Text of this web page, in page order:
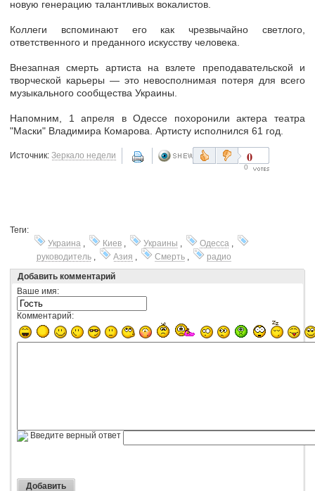
новую генерацию талантливых вокалистов.
Коллеги вспоминают его как чрезвычайно светлого,
ответственного и преданного искусству человека.
Внезапная смерть артиста на взлете преподавательской и
творческой карьеры — это невосполнимая потеря для всего
музыкального сообщества Украины.
Напомним, 1 апреля в Одессе похоронили актера театра
"Маски" Владимира Комарова. Артисту исполнился 61 год.
Источник: Зеркало недели 0
0
Теги:
Украина , Киев , Украины , Одесса ,
руководитель , Азия , Смерть ,
радио
Добавить комментарий
Ваше имя:
Комментарий:
Введите верный ответ